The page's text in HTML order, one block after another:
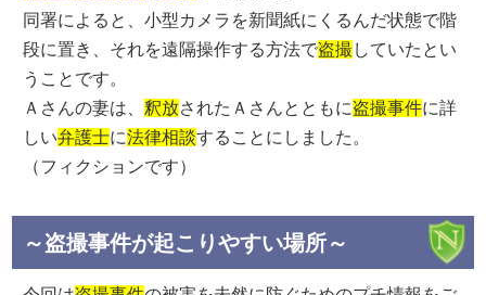
同署によると、小型カメラを新聞紙にくるんだ状態で階
段に置き、それを遠隔操作する方法で盗撮 していたとい
うことです。
Ａさんの妻は、 釈放されたＡさんとともに盗撮事件に詳
しい弁護士に法律相談することにしました。
（フィクションです）
～盗撮事件が起こりやすい場所～